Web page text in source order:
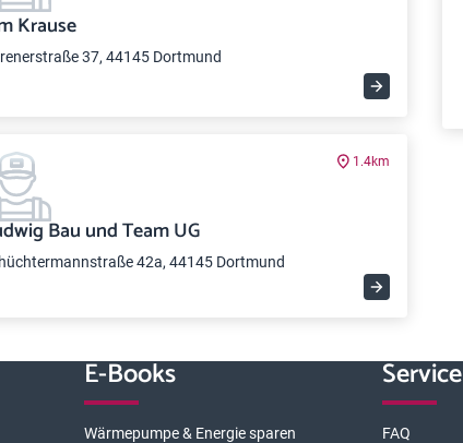
Krause
37, 44145 Dortmund
1.4km
Bau und Team UG
42a, 44145 Dortmund
E-Books
Wärmepumpe & Energie sparen
Service
FAQ